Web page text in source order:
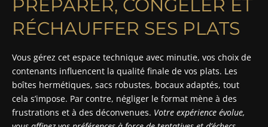
PRÉPARER, CONGELER ET
RÉCHAUFFER SES PLATS
Vous gérez cet espace technique avec minutie, vos choix de
contenants influencent la qualité finale de vos plats. Les
boîtes hermétiques, sacs robustes, bocaux adaptés, tout
cela s’impose. Par contre, négliger le format mène à des
frustrations et à des déconvenues. Votre expérience évolue,